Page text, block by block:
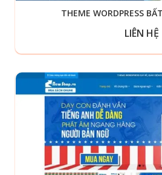
THEME WORDPRESS
LIÊN HỆ